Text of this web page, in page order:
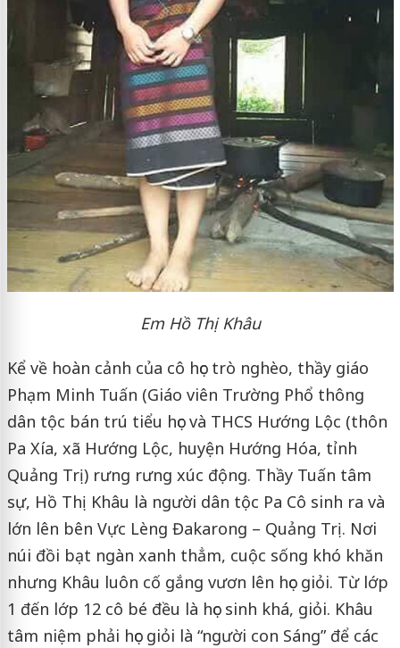
Em Hồ Thị Khâu
Kể về hoàn cảnh của cô học trò nghèo, thầy giáo
Phạm Minh Tuấn (Giáo viên Trường Phổ thông
dân tộc bán trú tiểu học và THCS Hướng Lộc (thôn
Pa Xía, xã Hướng Lộc, huyện Hướng Hóa, tỉnh
Quảng Trị) rưng rưng xúc động. Thầy Tuấn tâm
sự, Hồ Thị Khâu là người dân tộc Pa Cô sinh ra và
lớn lên bên Vực Lèng Đakarong – Quảng Trị. Nơi
núi đồi bạt ngàn xanh thẳm, cuộc sống khó khăn
nhưng Khâu luôn cố gắng vươn lên học giỏi. Từ lớp
1 đến lớp 12 cô bé đều là học sinh khá, giỏi. Khâu
tâm niệm phải học giỏi là “người con Sáng” để các